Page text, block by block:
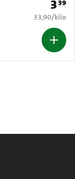
Prijs:
339
€ 33,90 per
33,90/kilo